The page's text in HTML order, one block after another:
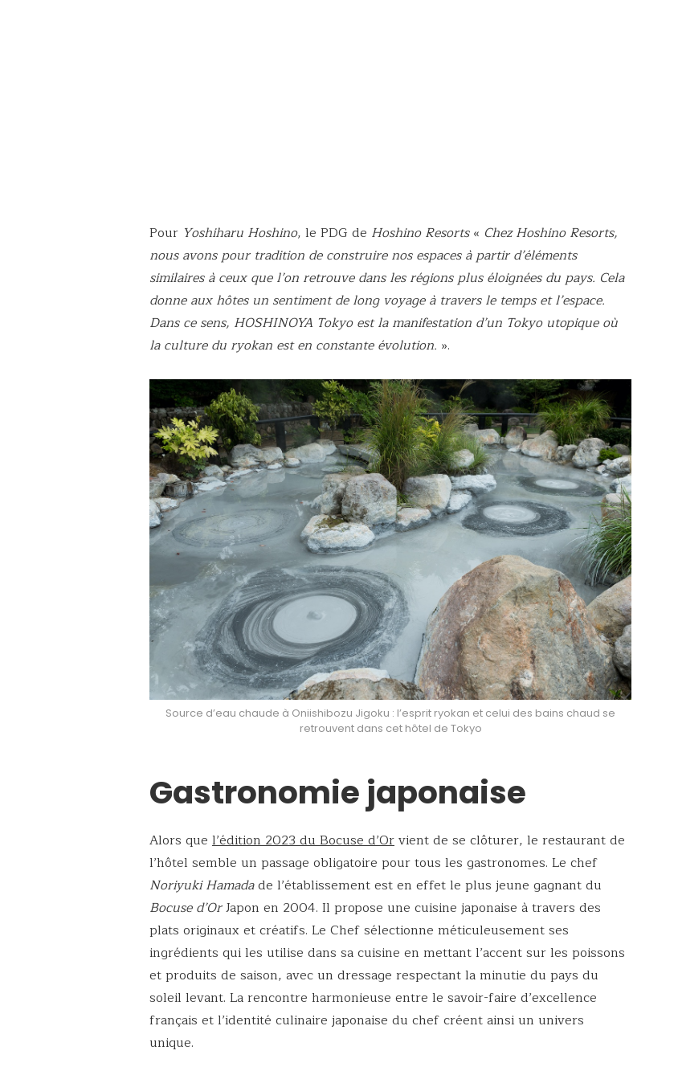
Pour Yoshiharu Hoshino, le PDG de Hoshino Resorts« Chez Hoshino Resorts,
nous avons pour tradition de construire nos espaces à partir d’éléments
similaires à ceux que l’on retrouve dans les régions plus éloignées du pays. Cela
donne aux hôtes un sentiment de long voyage à travers le temps et l’espace.
Dans ce sens, HOSHINOYA Tokyo est la manifestation d’un Tokyo utopique où
la culture du ryokan est en constante évolution. ».
Source d’eau chaude à Oniishibozu Jigoku : l’esprit ryokan et celui des bains chaud se
retrouvent dans cet hôtel de Tokyo
Gastronomie japonaise
Alors que l’édition 2023 du Bocuse d’Orvient de se clôturer, le restaurant de
l’hôtel semble un passage obligatoire pour tous les gastronomes. Le chef
Noriyuki Hamadade l’établissement est en effet le plus jeune gagnant du
Bocuse d’OrJapon en 2004. Il propose une cuisine japonaise à travers des
plats originaux et créatifs. Le Chef sélectionne méticuleusement ses
ingrédients qui les utilise dans sa cuisine en mettant l’accent sur les poissons
et produits de saison, avec un dressage respectant la minutie du pays du
soleil levant. La rencontre harmonieuse entre le savoir-faire d’excellence
français et l’identité culinaire japonaise du chef créent ainsi un univers
unique.